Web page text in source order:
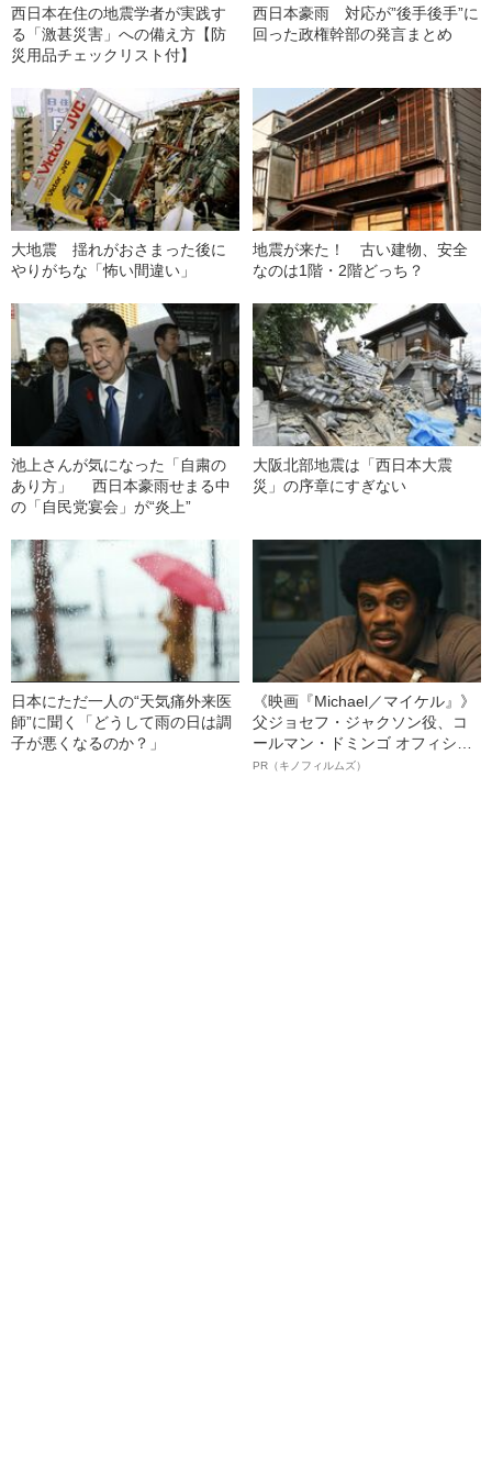
西日本在住の地震学者が実践す
る「激甚災害」への備え方【防
災用品チェックリスト付】
西日本豪雨 対応が”後手後手”に
回った政権幹部の発言まとめ
大地震 揺れがおさまった後に
やりがちな「怖い間違い」
地震が来た！ 古い建物、安全
なのは1階・2階どっち？
池上さんが気になった「自粛の
あり方」 西日本豪雨せまる中
の「自民党宴会」が“炎上”
大阪北部地震は「西日本大震
災」の序章にすぎない
日本にただ一人の“天気痛外来医
師”に聞く「どうして雨の日は調
子が悪くなるのか？」
《映画『Michael／マイケル』》
父ジョセフ・ジャクソン役、コ
ールマン・ドミンゴ オフィシャ
ルインタビュー“観客を魅了した
PR（キノフィルムズ）